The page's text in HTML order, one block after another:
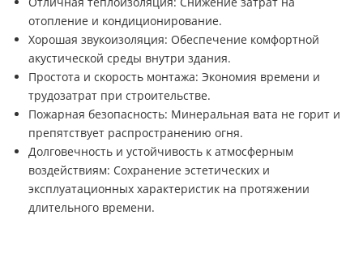
отопление и кондиционирование.
Хорошая звукоизоляция: Обеспечение комфортной
акустической среды внутри здания.
Простота и скорость монтажа: Экономия времени и
трудозатрат при строительстве.
Пожарная безопасность: Минеральная вата не горит и
препятствует распространению огня.
Долговечность и устойчивость к атмосферным
воздействиям: Сохранение эстетических и
эксплуатационных характеристик на протяжении
длительного времени.